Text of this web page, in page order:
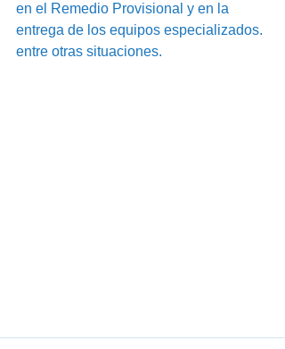
en el Remedio Provisional y en la
entrega de los equipos especializados.
entre otras situaciones.